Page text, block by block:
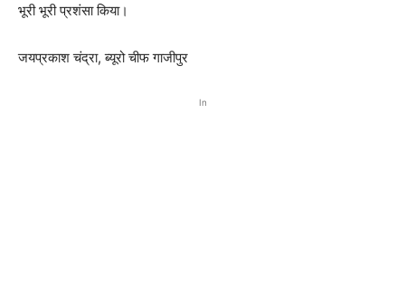
भूरी भूरी प्रशंसा किया।
जयप्रकाश चंद्रा, ब्यूरो चीफ गाजीपुर
In